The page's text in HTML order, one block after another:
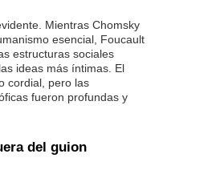
Mientras Chomsky
esencial, Foucault
estructuras sociales
ideas más íntimas. El
cordial, pero las
fueron profundas y
del guion